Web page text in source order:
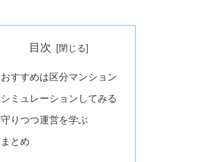
目次
おすすめは区分マンション
シミュレーションしてみる
守りつつ運営を学ぶ
まとめ